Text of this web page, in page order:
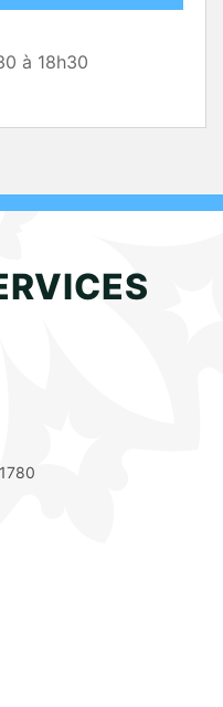
à 18h30